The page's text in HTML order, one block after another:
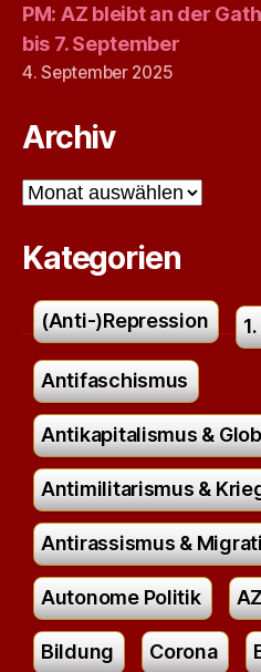
PM: AZ bleibt an der
bis 7. September
4. September 2025
Archiv
Archiv
Kategorien
(Anti-)Repression
Antifaschismus
Antikapitalismus &
Antimilitarismus &
Antirassismus &
Autonome Politik
Bildung Corona